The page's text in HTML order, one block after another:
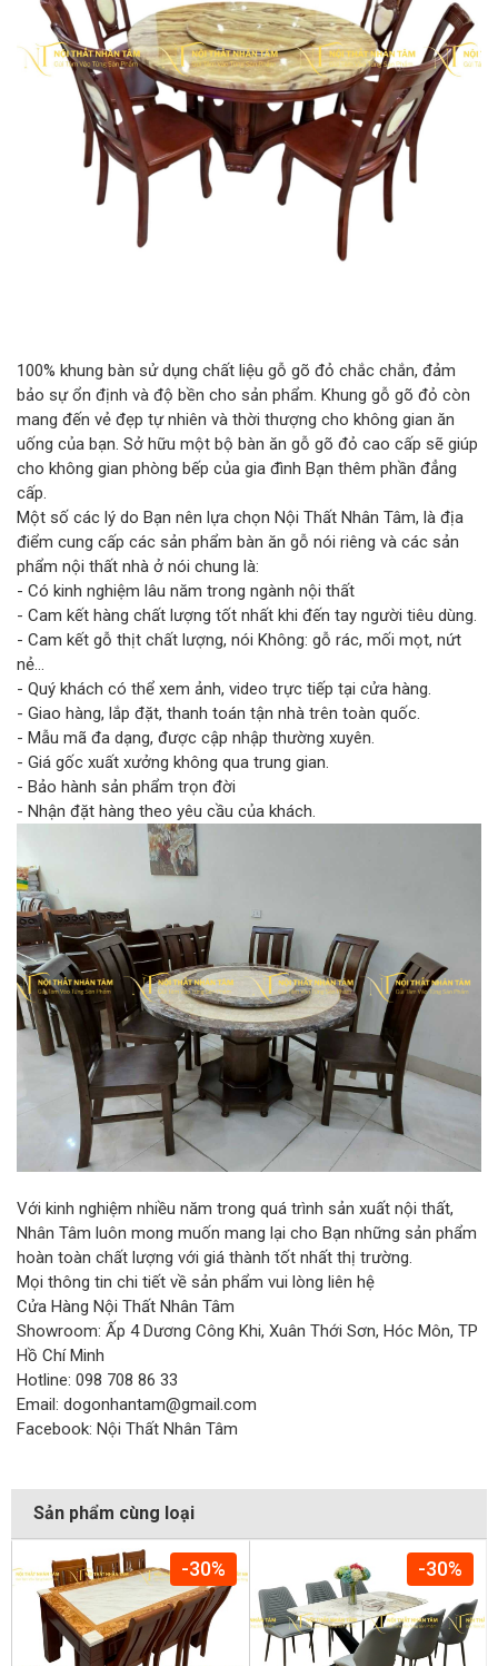
100% khung bàn sử dụng chất liệu gỗ gõ đỏ chắc chắn, đảm
bảo sự ổn định và độ bền cho sản phẩm. Khung gỗ gõ đỏ còn
mang đến vẻ đẹp tự nhiên và thời thượng cho không gian ăn
uống của bạn. Sở hữu một bộ bàn ăn gỗ gõ đỏ cao cấp sẽ giúp
cho không gian phòng bếp của gia đình Bạn thêm phần đẳng
cấp.
Một số các lý do Bạn nên lựa chọn Nội Thất Nhân Tâm, là địa
điểm cung cấp các sản phẩm bàn ăn gỗ nói riêng và các sản
phẩm nội thất nhà ở nói chung là:
- Có kinh nghiệm lâu năm trong ngành nội thất
- Cam kết hàng chất lượng tốt nhất khi đến tay người tiêu dùng.
- Cam kết gỗ thịt chất lượng, nói Không: gỗ rác, mối mọt, nứt
nẻ…
- Quý khách có thể xem ảnh, video trực tiếp tại cửa hàng.
- Giao hàng, lắp đặt, thanh toán tận nhà trên toàn quốc.
- Mẫu mã đa dạng, được cập nhập thường xuyên.
- Giá gốc xuất xưởng không qua trung gian.
- Bảo hành sản phẩm trọn đời
- Nhận đặt hàng theo yêu cầu của khách.
Với kinh nghiệm nhiều năm trong quá trình sản xuất nội thất,
Nhân Tâm luôn mong muốn mang lại cho Bạn những sản phẩm
hoàn toàn chất lượng với giá thành tốt nhất thị trường.
Mọi thông tin chi tiết về sản phẩm vui lòng liên hệ
Cửa Hàng Nội Thất Nhân Tâm
Showroom: Ấp 4 Dương Công Khi, Xuân Thới Sơn, Hóc Môn, TP
Hồ Chí Minh
Hotline: 098 708 86 33
Email: dogonhantam@gmail.com
Facebook: Nội Thất Nhân Tâm
Sản phẩm cùng loại
-30% -30%